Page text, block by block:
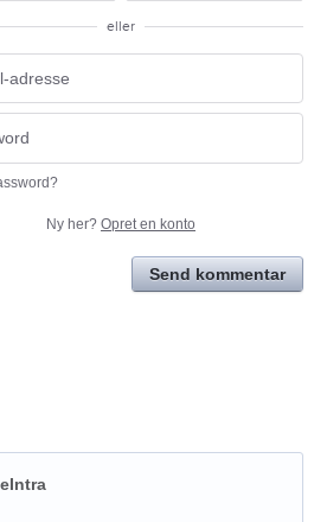
eller
Ny her? Opret en konto
Send kommentar